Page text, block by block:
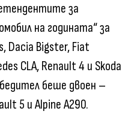
за
на годината“ за
Dacia Bigster, Fiat
CLA, Renault 4 и Skoda
беше двоен –
5 и Alpine A290.